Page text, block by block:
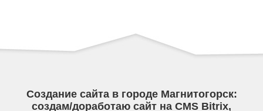
Создание сайта в городе Магнитогорск:
создам/доработаю сайт на CMS Bitrix,